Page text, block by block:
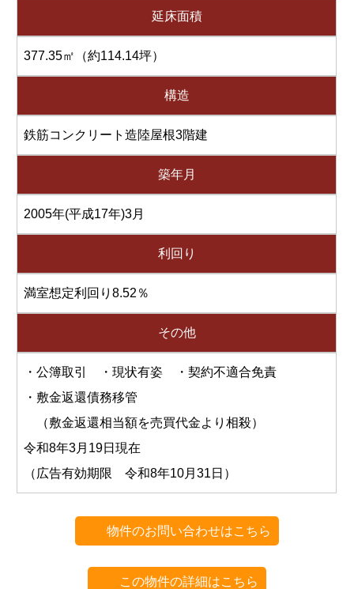
延床面積
377.35㎡（約114.14坪）
構造
鉄筋コンクリート造陸屋根3階建
築年月
2005年(平成17年)3月
利回り
満室想定利回り8.52％
その他
・公簿取引 ・現状有姿 ・契約不適合免責
・敷金返還債務移管
（敷金返還相当額を売買代金より相殺）
令和8年3月19日現在
（広告有効期限 令和8年10月31日）
物件のお問い合わせはこちら
この物件の詳細はこちら